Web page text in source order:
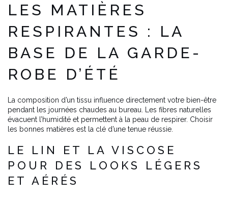
LES MATIÈRES
RESPIRANTES : LA
BASE DE LA GARDE-
ROBE D’ÉTÉ
La composition d’un tissu influence directement votre bien-être
pendant les journées chaudes au bureau. Les fibres naturelles
évacuent l’humidité et permettent à la peau de respirer. Choisir
les bonnes matières est la clé d’une tenue réussie.
LE LIN ET LA VISCOSE
POUR DES LOOKS LÉGERS
ET AÉRÉS